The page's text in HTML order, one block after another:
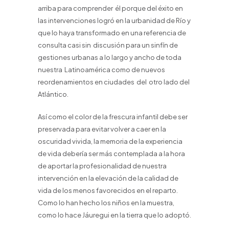
arriba para comprender él porque del éxito en
las intervenciones logró en la urbanidad de Río y
que lo haya transformado en una referencia de
consulta casi sin discusión para un sinfín de
gestiones urbanas a lo largo y ancho de toda
nuestra Latinoamérica como de nuevos
reordenamientos en ciudades del otro lado del
Atlántico.
Así como el color de la frescura infantil debe ser
preservada para evitar volver a caer en la
oscuridad vivida, la memoria de la experiencia
de vida debería ser más contemplada a la hora
de aportar la profesionalidad de nuestra
intervención en la elevación de la calidad de
vida de los menos favorecidos en el reparto.
Como lo han hecho los niños en la muestra,
como lo hace Jáuregui en la tierra que lo adoptó.